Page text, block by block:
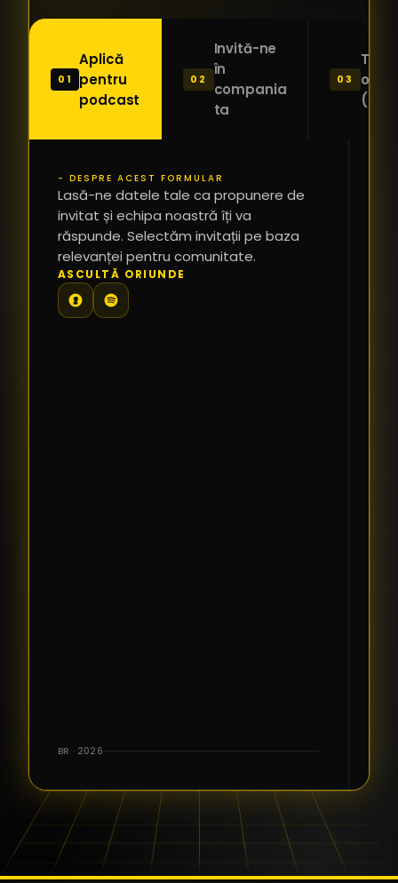
01
Aplică
pentru
podcast
02
Invită-ne
în
compania
ta
03
o
- DESPRE ACEST FORMULAR
Lasă-ne datele tale ca propunere de
invitat și echipa noastră îți va
răspunde. Selectăm invitații pe baza
relevanței pentru comunitate.
ASCULTĂ ORIUNDE
BR · 2026